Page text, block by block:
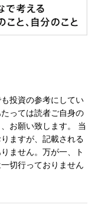
投資の参考にしてい
っては読者ご自身の
お願い致します。 当
ますが、記載される
ません。万が一、ト
切行っておりません